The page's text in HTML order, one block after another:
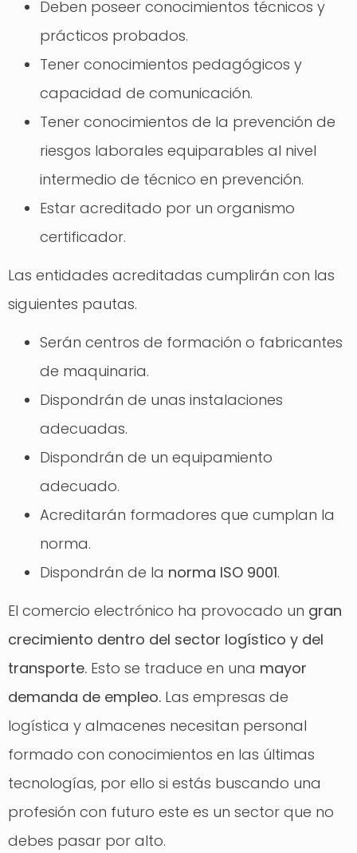
Deben poseer conocimientos técnicos y
prácticos probados.
Tener conocimientos pedagógicos y
capacidad de comunicación.
Tener conocimientos de la prevención de
riesgos laborales equiparables al nivel
intermedio de técnico en prevención.
Estar acreditado por un organismo
certificador.
Las entidades acreditadas cumplirán con las
siguientes pautas.
Serán centros de formación o fabricantes
de maquinaria.
Dispondrán de unas instalaciones
adecuadas.
Dispondrán de un equipamiento
adecuado.
Acreditarán formadores que cumplan la
norma.
Dispondrán de la norma ISO 9001.
El comercio electrónico ha provocado un gran
crecimiento dentro del sector logístico y del
transporte. Esto se traduce en una mayor
demanda de empleo. Las empresas de
logística y almacenes necesitan personal
formado con conocimientos en las últimas
tecnologías, por ello si estás buscando una
profesión con futuro este es un sector que no
debes pasar por alto.